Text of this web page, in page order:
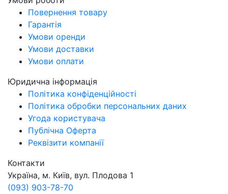
Повернення товару
Гарантія
Умови оренди
Умови доставки
Умови оплати
Юридична інформація
Політика конфіденційності
Політика обробки персональних даних
Угода користувача
Публічна Оферта
Реквізити компанії
Контакти
Україна, м. Київ, вул. Плодова 1
(093) 903-78-70